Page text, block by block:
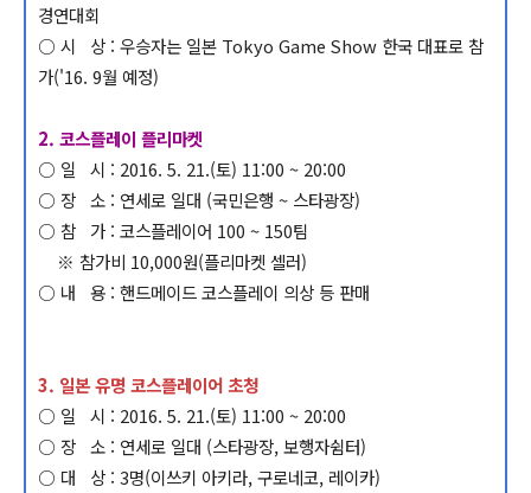
경연대회
○ 시 상 : 우승자는 일본 Tokyo Game Show 한국 대표로 참
가('16. 9월 예정)
2. 코스플레이 플리마켓
○ 일 시 : 2016. 5. 21.(토) 11:00 ~ 20:00
○ 장 소 : 연세로 일대 (국민은행 ~ 스타광장)
○ 참 가 : 코스플레이어 100 ~ 150팀
※ 참가비 10,000원(플리마켓 셀러)
○ 내 용 : 핸드메이드 코스플레이 의상 등 판매
3. 일본 유명 코스플레이어 초청
○ 일 시 : 2016. 5. 21.(토) 11:00 ~ 20:00
○ 장 소 : 연세로 일대 (스타광장, 보행자쉼터)
○ 대 상 : 3명(이쓰키 아키라, 구로네코, 레이카)